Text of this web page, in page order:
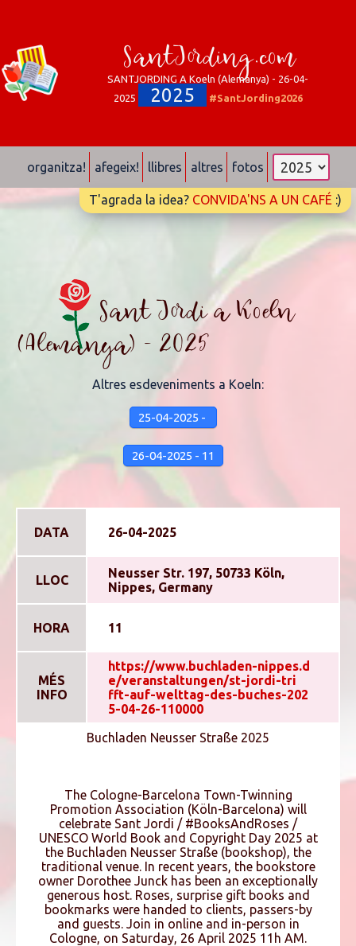
SantJording.com
SANTJORDING A Koeln (Alemanya) - 26-04-
2025
2025 #SantJording2026
organitza! afegeix! llibres altres fotos
T'agrada la idea? CONVIDA'NS A UN CAFÉ :)
Sant Jordi a Koeln
(Alemanya) - 2025
Altres esdeveniments a Koeln:
25-04-2025 -
26-04-2025 - 11
DATA 26-04-2025
LLOC
Neusser Str. 197, 50733 Köln,
Nippes, Germany
HORA 11
MÉS
INFO
https://www.buchladen-nippes.d
e/veranstaltungen/st-jordi-tri
fft-auf-welttag-des-buches-202
5-04-26-110000
Buchladen Neusser Straße 2025
The Cologne-Barcelona Town-Twinning
Promotion Association (Köln-Barcelona) will
celebrate Sant Jordi / #BooksAndRoses /
UNESCO World Book and Copyright Day 2025 at
the Buchladen Neusser Straße (bookshop), the
traditional venue. In recent years, the bookstore
owner Dorothee Junck has been an exceptionally
generous host. Roses, surprise gift books and
bookmarks were handed to clients, passers-by
and guests. Join in online and in-person in
Cologne, on Saturday, 26 April 2025 11h AM.